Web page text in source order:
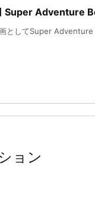
Super Adventure
としてSuper
ョン